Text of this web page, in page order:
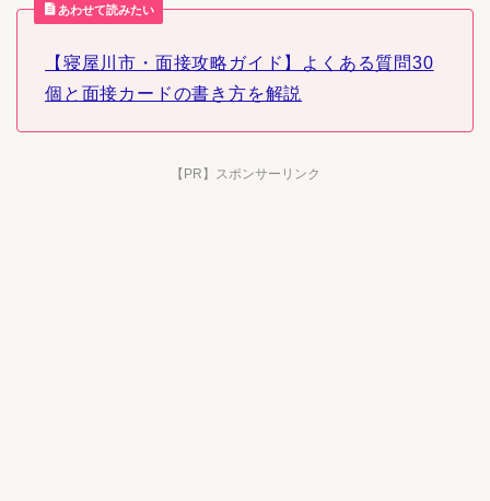
あわせて読みたい
【寝屋川市・面接攻略ガイド】よくある質問30
個と面接カードの書き方を解説
【PR】スポンサーリンク